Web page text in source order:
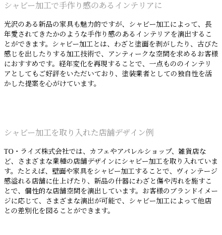
シャビー加工で手作り感のあるインテリアに
光沢のある新品の家具も魅力的ですが、シャビー加工によって、長
年愛されてきたかのような手作り感のあるインテリアを演出するこ
とができます。シャビー加工とは、わざと塗面を剥がしたり、古びた
感じを出したりする加工技術で、アンティークな空間を求めるお客様
におすすめです。経年変化を再現することで、一点もののインテリ
アとしてもご好評をいただいており、塗装業者としての独自性を活
かした提案を心がけています。
シャビー加工を取り入れた店舗デザイン例
TO・ライズ株式会社では、カフェやアパレルショップ、雑貨店な
ど、さまざまな業種の店舗デザインにシャビー加工を取り入れていま
す。たとえば、壁面や家具をシャビー加工することで、ヴィンテージ
感溢れる店舗に仕上げたり、新品の什器にわざと傷や汚れを施すこ
とで、個性的な店舗空間を演出しています。お客様のブランドイメー
ジに応じて、さまざまな演出が可能で、シャビー加工によって他店
との差別化を図ることができます。